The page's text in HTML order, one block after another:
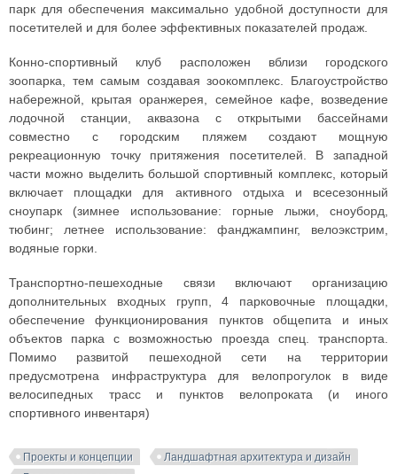
парк для обеспечения максимально удобной доступности для
посетителей и для более эффективных показателей продаж.
Конно-спортивный клуб расположен вблизи городского
зоопарка, тем самым создавая зоокомплекс. Благоустройство
набережной, крытая оранжерея, семейное кафе, возведение
лодочной станции, аквазона с открытыми бассейнами
совместно с городским пляжем создают мощную
рекреационную точку притяжения посетителей. В западной
части можно выделить большой спортивный комплекс, который
включает площадки для активного отдыха и всесезонный
сноупарк (зимнее использование: горные лыжи, сноуборд,
тюбинг; летнее использование: фанджампинг, велоэкстрим,
водяные горки.
Транспортно-пешеходные связи включают организацию
дополнительных входных групп, 4 парковочные площадки,
обеспечение функционирования пунктов общепита и иных
объектов парка с возможностью проезда спец. транспорта.
Помимо развитой пешеходной сети на территории
предусмотрена инфраструктура для велопрогулок в виде
велосипедных трасс и пунктов велопроката (и иного
спортивного инвентаря)
Проекты и концепции
Ландшафтная архитектура и дизайн